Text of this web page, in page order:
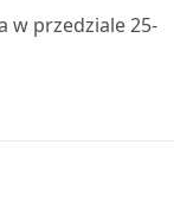
w przedziale 25-